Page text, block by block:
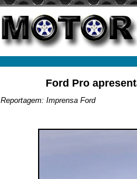
Ford Pro
Reportagem: Imprensa Ford